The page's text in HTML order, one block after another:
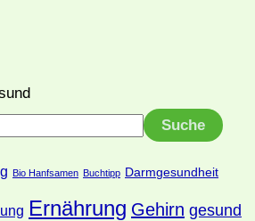
Suche
Bio Hanfsamen Buchtipp Darmgesundheit
Ernährung Gehirn gesund